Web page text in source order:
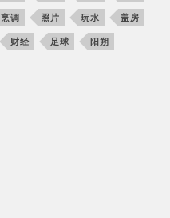
烹调 照片 玩水 盖房
财经 足球 阳朔